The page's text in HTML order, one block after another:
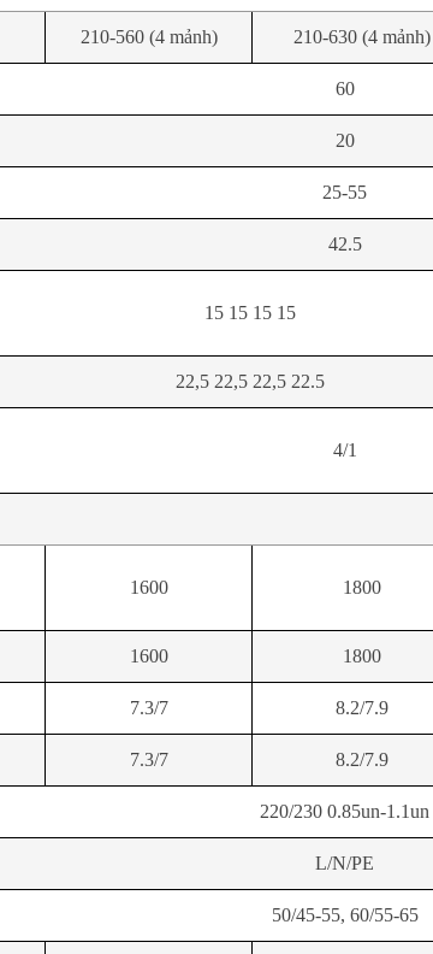
210-560 (4 mảnh) 210-630 (4 mảnh)
60
20
25-55
42.5
15 15 15 15
22,5 22,5 22,5 22.5
4/1
1600 1800
1600 1800
7.3/7 8.2/7.9
7.3/7 8.2/7.9
220/230 0.85un-1.1un
L/N/PE
50/45-55, 60/55-65